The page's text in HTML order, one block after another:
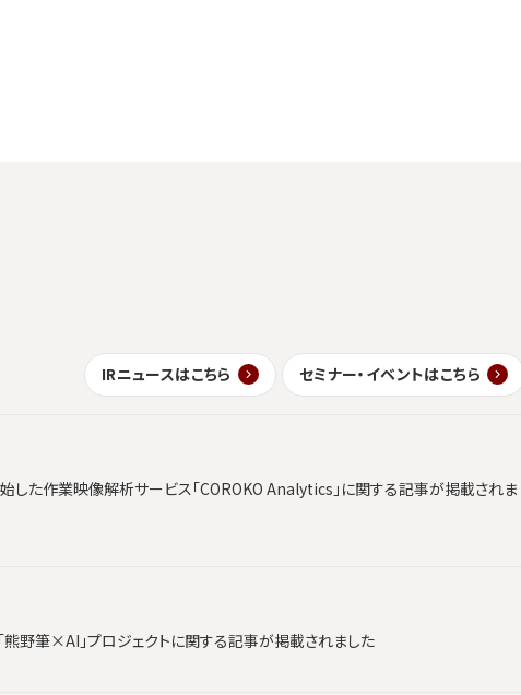
IRニュースはこちら セミナー・イベントはこちら
した作業映像解析サービス「COROKO Analytics」に関する記事が掲載されま
野筆×AI」プロジェクトに関する記事が掲載されました